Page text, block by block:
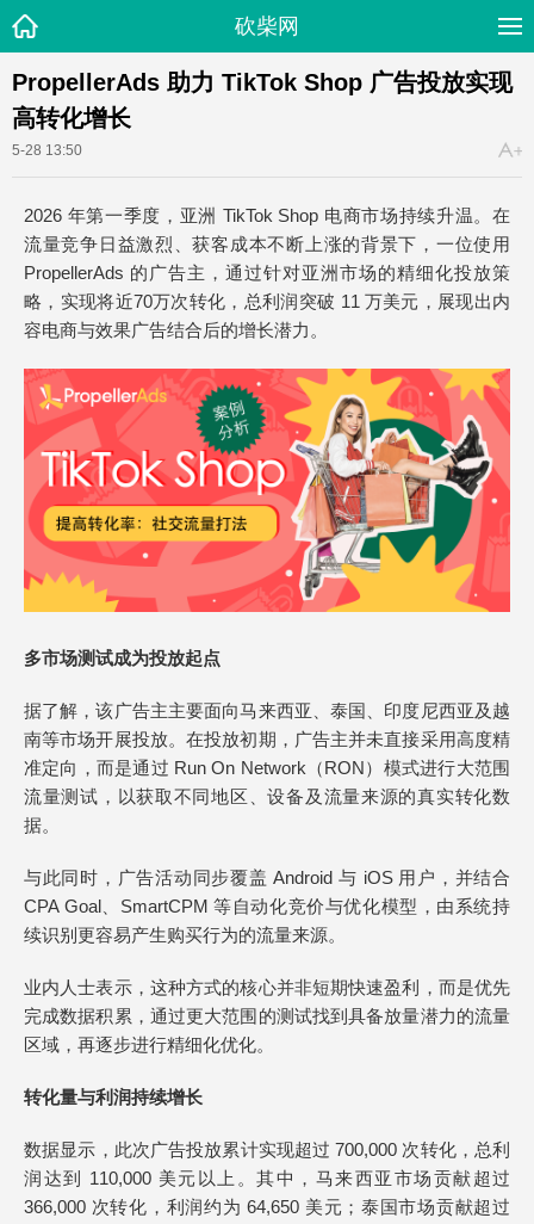
砍柴网
PropellerAds 助力 TikTok Shop 广告投放实现
高转化增长
5-28 13:50
2026 年第一季度，亚洲 TikTok Shop 电商市场持续升温。在
流量竞争日益激烈、获客成本不断上涨的背景下，一位使用
PropellerAds 的广告主，通过针对亚洲市场的精细化投放策
略，实现将近70万次转化，总利润突破 11 万美元，展现出内
容电商与效果广告结合后的增长潜力。
多市场测试成为投放起点
据了解，该广告主主要面向马来西亚、泰国、印度尼西亚及越
南等市场开展投放。在投放初期，广告主并未直接采用高度精
准定向，而是通过 Run On Network（RON）模式进行大范围
流量测试，以获取不同地区、设备及流量来源的真实转化数
据。
与此同时，广告活动同步覆盖 Android 与 iOS 用户，并结合
CPA Goal、SmartCPM 等自动化竞价与优化模型，由系统持
续识别更容易产生购买行为的流量来源。
业内人士表示，这种方式的核心并非短期快速盈利，而是优先
完成数据积累，通过更大范围的测试找到具备放量潜力的流量
区域，再逐步进行精细化优化。
转化量与利润持续增长
数据显示，此次广告投放累计实现超过 700,000 次转化，总利
润达到 110,000 美元以上。其中，马来西亚市场贡献超过
366,000 次转化，利润约为 64,650 美元；泰国市场贡献超过